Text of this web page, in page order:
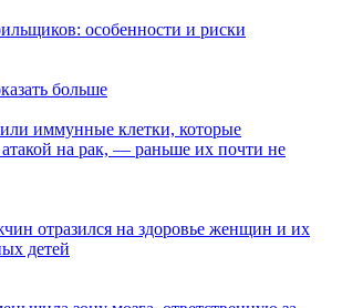
особенности и риски
больше
иммунные клетки, которые
на рак, — раньше их почти не
отразился на здоровье женщин и их
детей